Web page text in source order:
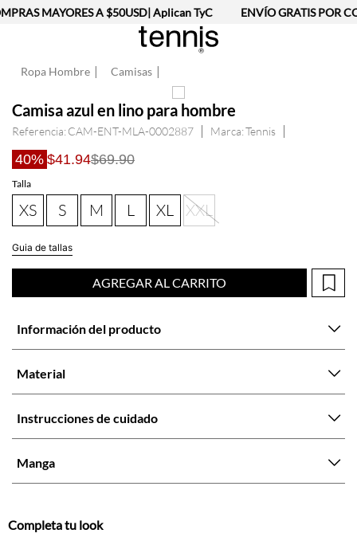
MAYORES A $50USD| Aplican TyC ENVÍO GRATIS POR
Ropa Hombre Camisas
Camisa azul en lino para hombre
Referencia: CAM-ENT-MLA-0002887 Tennis
40% $41.94$69.90
Talla
XS S M L XL XXL
Guia de tallas
AGREGAR AL CARRITO
Información del producto
Material
Instrucciones de cuidado
Manga
Completa tu look